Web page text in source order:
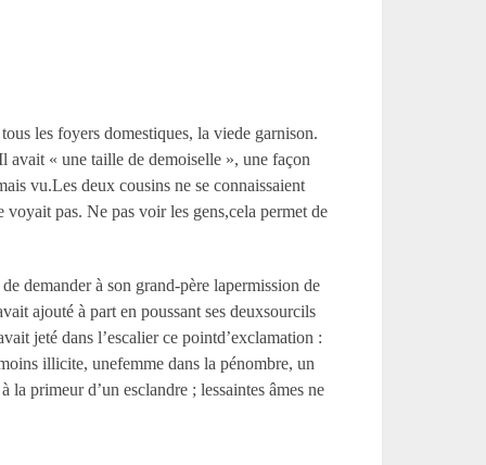
les foyers domestiques, la viede garnison.
« une taille de demoiselle », une façon
vu.Les deux cousins ne se connaissaient
pas. Ne pas voir les gens,cela permet de
demander à son grand-père lapermission de
ajouté à part en poussant ses deuxsourcils
jeté dans l’escalier ce pointd’exclamation :
illicite, unefemme dans la pénombre, un
la primeur d’un esclandre ; lessaintes âmes ne